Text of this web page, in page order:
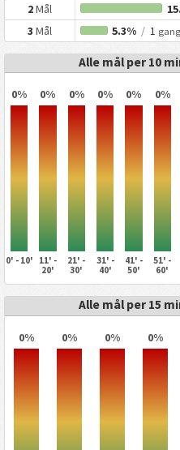
2Mål
3Mål 5.3% / 1
Alle mål per 10
0% 0% 0% 0% 0% 0%
0' - 10'
11' -
20'
21' -
30'
31' -
40'
41' -
50'
51' -
60'
Alle mål per 15
0% 0% 0% 0%